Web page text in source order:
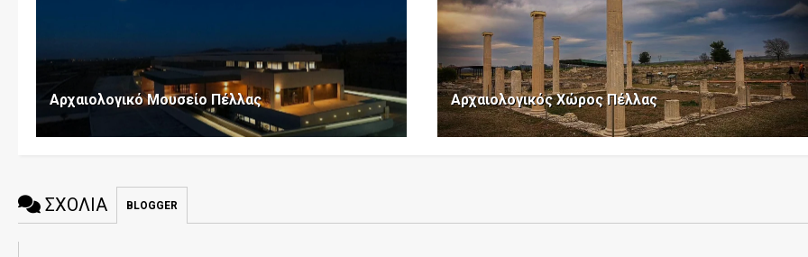
Αρχαιολογικό Μουσείο Πέλλας Αρχαιολογικός Χώρος Πέλλας
ΣΧΟΛΙΑ BLOGGER